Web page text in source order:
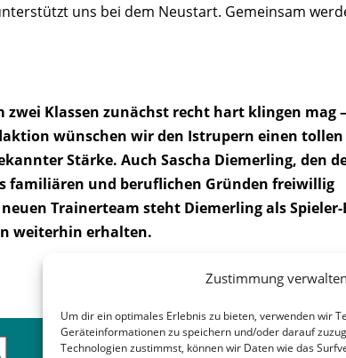
Zustimmung verwalten
Um dir ein optimales Erlebnis zu bieten, verwenden wir
Geräteinformationen zu speichern und/oder darauf
Technologien zustimmst, können wir Daten wie das
uns bei dem Neustart. Gemeinsam
Klassen zunächst recht hart klingen mag
wünschen wir den Istrupern einen tollen
Stärke. Auch Sascha Diemerling, den
familiären und beruflichen Gründen freiwillig
Trainerteam steht Diemerling als
weiterhin erhalten.